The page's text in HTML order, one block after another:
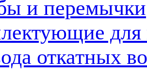
и перемычки
для
откатных